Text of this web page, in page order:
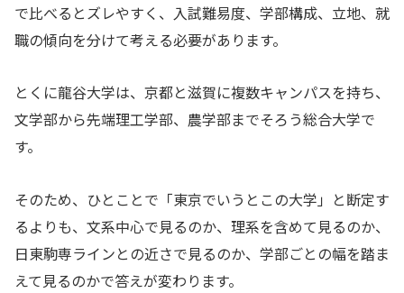
で比べるとズレやすく、入試難易度、学部構成、立地、就
職の傾向を分けて考える必要があります。
とくに龍谷大学は、京都と滋賀に複数キャンパスを持ち、
文学部から先端理工学部、農学部までそろう総合大学で
す。
そのため、ひとことで「東京でいうとこの大学」と断定す
るよりも、文系中心で見るのか、理系を含めて見るのか、
日東駒専ラインとの近さで見るのか、学部ごとの幅を踏ま
えて見るのかで答えが変わります。